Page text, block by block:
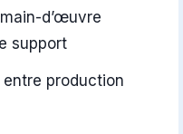
d’œuvre
support
production